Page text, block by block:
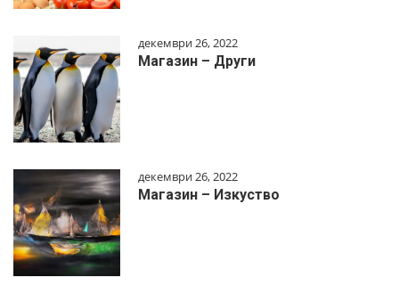
декември 26, 2022
Магазин – Други
декември 26, 2022
Магазин – Изкуство